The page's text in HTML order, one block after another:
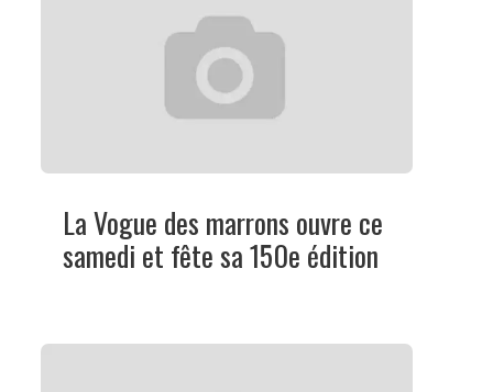
La Vogue des marrons ouvre ce
samedi et fête sa 150e édition